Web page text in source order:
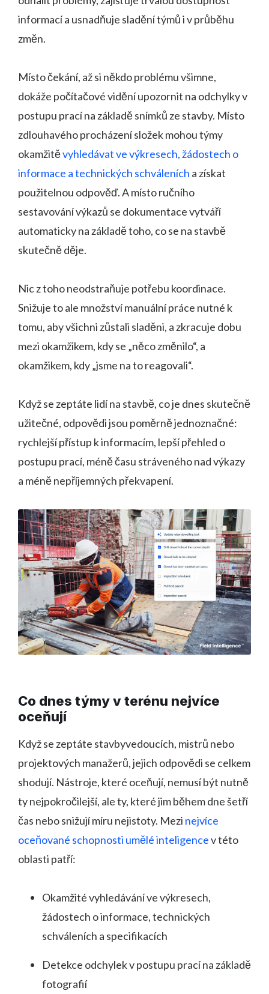
informací a usnadňuje sladění týmů i v průběhu
změn.
Místo čekání, až si někdo problému všimne,
dokáže počítačové vidění upozornit na odchylky v
postupu prací na základě snímků ze stavby. Místo
zdlouhavého procházení složek mohou týmy
okamžitěvyhledávat ve výkresech, žádostech o
informace a technických schváleních a získat
použitelnou odpověď. A místo ručního
sestavování výkazů se dokumentace vytváří
automaticky na základě toho, co se na stavbě
skutečně děje.
Nic z toho neodstraňuje potřebu koordinace.
Snižuje to ale množství manuální práce nutné k
tomu, aby všichni zůstali sladěni, a zkracuje dobu
mezi okamžikem, kdy se „něco změnilo“, a
okamžikem, kdy „jsme na to reagovali“.
Když se zeptáte lidí na stavbě, co je dnes skutečně
užitečné, odpovědi jsou poměrně jednoznačné:
rychlejší přístup k informacím, lepší přehled o
postupu prací, méně času stráveného nad výkazy
a méně nepříjemných překvapení.
Co dnes týmy v terénu nejvíce
oceňují
Když se zeptáte stavbyvedoucích, mistrů nebo
projektových manažerů, jejich odpovědi se celkem
shodují. Nástroje, které oceňují, nemusí být nutně
ty nejpokročilejší, ale ty, které jim během dne šetří
čas nebo snižují míru nejistoty. Mezi nejvíce
oceňované schopnosti umělé inteligencev této
oblasti patří:
Okamžité vyhledávání ve výkresech,
žádostech o informace, technických
schváleních a specifikacích
Detekce odchylek v postupu prací na základě
fotografií